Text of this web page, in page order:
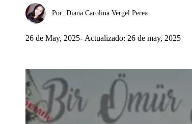
Por: Diana Carolina Vergel Perea
26 de May, 2025 Actualizado: 26 de may, 2025